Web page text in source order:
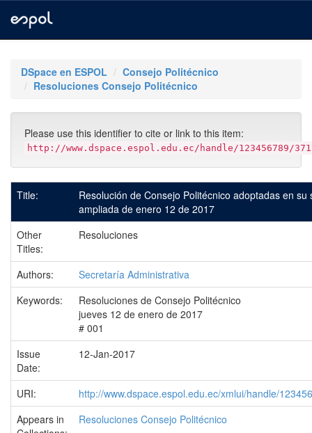
navigationDSpace en ESPOL
Consejo Politécnico
Resoluciones Consejo Politécnico
Please use this identifier to cite or link to this item:
http://www.dspace.espol.edu.ec/handle/123456789/
Title:
Resolución de Consejo Politécnico adoptadas en su
ampliada de enero 12 de 2017
Other
Titles:
Resoluciones
Authors:
Secretaría Administrativa
Keywords:
Resoluciones de Consejo Politécnico
jueves 12 de enero de 2017
# 001
Issue
Date:
12-Jan-2017
URI:
http://www.dspace.espol.edu.ec/xmlui/handle/
Appears in
Resoluciones Consejo Politécnico